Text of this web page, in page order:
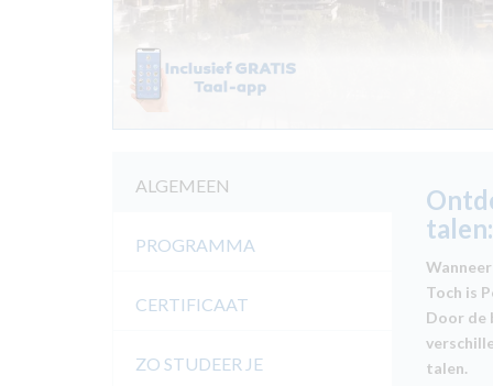
ALGEMEEN
PROGRAMMA
CERTIFICAAT
ZO STUDEER JE
Toch is
Door de
talen.